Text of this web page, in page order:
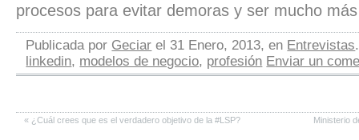
procesos para evitar demoras y ser mucho
Publicada por Geciar el 31 Enero, 2013, en Entrevistas
linkedin, modelos de negocio, profesión Enviar un
« ¿Cuál crees que es el verdadero objetivo de la #LSP? Ministerio